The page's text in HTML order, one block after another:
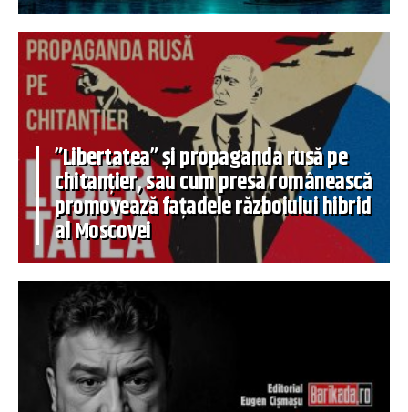
”Libertatea” și propaganda rusă pe
chitanțier, sau cum presa românească
promovează fațadele războiului hibrid
al Moscovei